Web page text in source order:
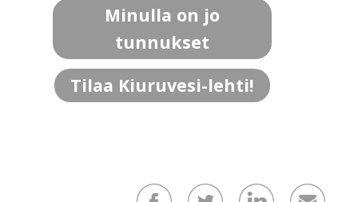
Minulla on jo
tunnukset
Tilaa Kiuruvesi-lehti!